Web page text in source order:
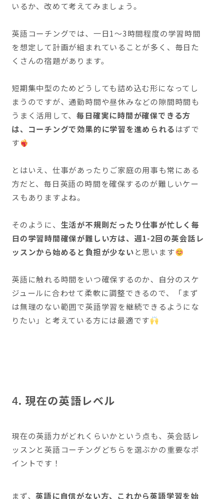
いるか、改めて考えてみましょう。
英語コーチングでは、一日1〜3時間程度の学習時間
を想定して計画が組まれていることが多く、毎日た
くさんの宿題があります。
短期集中型のためどうしても詰め込む形になってし
まうのですが、通勤時間や昼休みなどの隙間時間も
うまく活用して、毎日確実に時間が確保できる方
は、コーチングで効果的に学習を進められる はずで
す
とはいえ、仕事があったりご家庭の用事も常にある
方だと、毎日英語の時間を確保するのが難しいケー
スもありますよね。
そのように、 生活が不規則だったり仕事が忙しく毎
日の学習時間確保が難しい方は、週1-2回の英会話レ
ッスンから始めると負担が少ない と思います
英語に触れる時間をいつ確保するのか、自分のスケ
ジュールに合わせて柔軟に調整できるので、「まず
は無理のない範囲で英語学習を継続できるようにな
りたい」と考えている方には最適です
4. 現在の英語レベル
現在の英語力がどれくらいかという点も、英会話レ
ッスンと英語コーチングどちらを選ぶかの重要なポ
イントです！
まず、英語に自信がない方、これから英語学習を始